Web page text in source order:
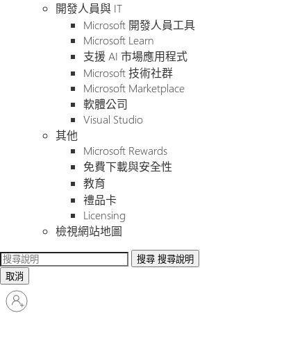
開發人員與 IT
Microsoft 開發人員工具
Microsoft Learn
支援 AI 市場應用程式
Microsoft 技術社群
Microsoft Marketplace
軟體公司
Visual Studio
其他
Microsoft Rewards
免費下載與安全性
教育
禮品卡
Licensing
檢視網站地圖
搜尋 搜尋說明
取消
登
入